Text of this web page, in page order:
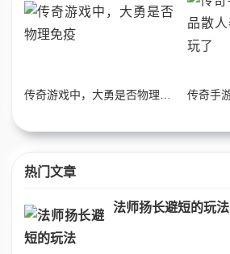
热门文章
法师扬长避短的玩法